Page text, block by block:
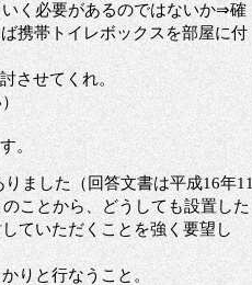
く必要があるのではないか⇒確
携帯トイレボックスを部屋に付
させてくれ。
。
ました（回答文書は平成16年11
ことから、どうしても設置した
ていただくことを強く要望し
りと行なうこと。